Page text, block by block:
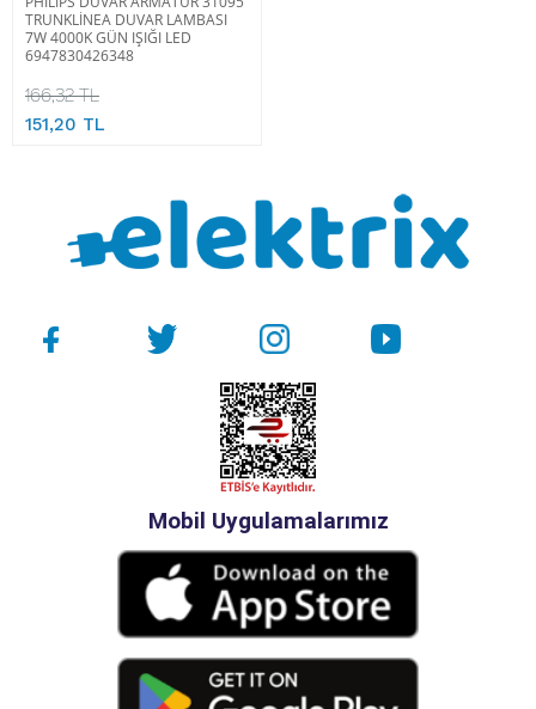
TRUNKLİNEA DUVAR LAMBASI
7W 4000K GÜN IŞIĞI LED
6947830426348
166,32 TL
151,20 TL
Mobil Uygulamalarımız